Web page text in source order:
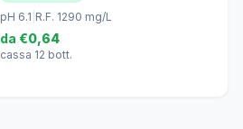
pH 6.1 R.F. 1290 mg/L
da €0,64
cassa 12 bott.